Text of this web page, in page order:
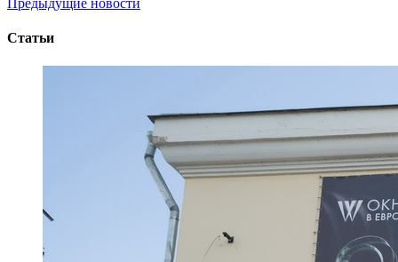
Предыдущие новости
Статьи